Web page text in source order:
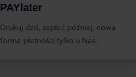
PAYlater
Drukuj dziś, zapłać później, nowa
forma płatności tylko u Nas.